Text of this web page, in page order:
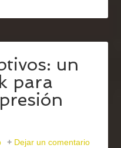
un
para
Dejar un comentario